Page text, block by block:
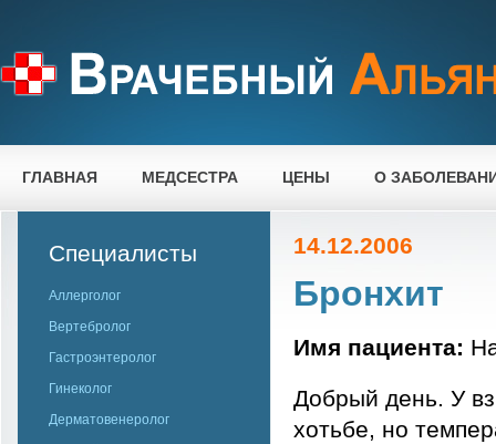
ГЛАВНАЯ МЕДСЕСТРА ЦЕНЫ О
Специалисты
Аллерголог
Вертебролог
Гастроэнтеролог
Гинеколог
Дерматовенеролог
14.12.2006
Бронхит
Имя пациента:
Добрый день. У
хотьбе, но